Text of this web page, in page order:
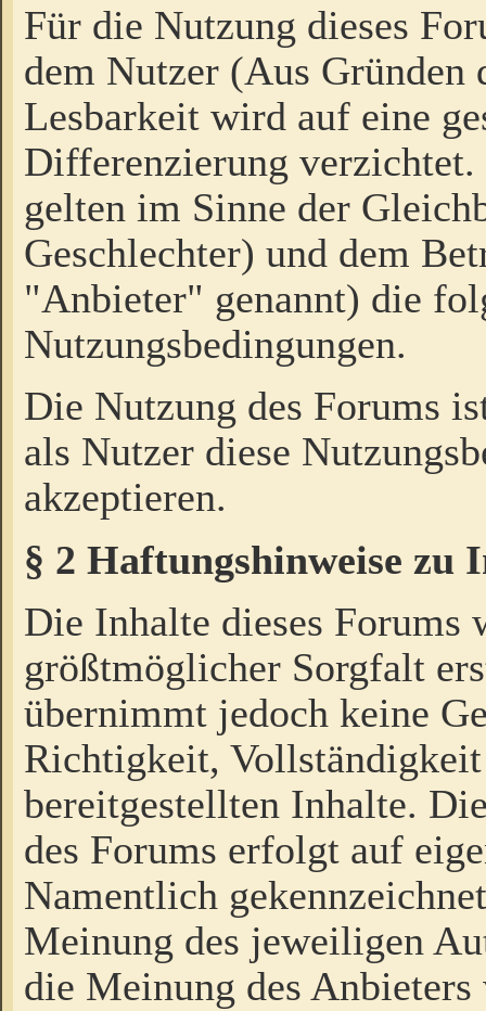
Für die Nutzung dieses
dem Nutzer (Aus Gründen
Lesbarkeit wird auf eine
Differenzierung
gelten im Sinne der
Geschlechter) und dem
"Anbieter" genannt) die
Nutzungsbedingungen.
Die Nutzung des Forums
als Nutzer diese
akzeptieren.
§ 2 Haftungshinweise zu
Die Inhalte dieses Forums
größtmöglicher Sorgfalt
übernimmt jedoch keine
Richtigkeit,
bereitgestellten Inhalte.
des Forums erfolgt auf
Namentlich
Meinung des jeweiligen
die Meinung des Anbieters